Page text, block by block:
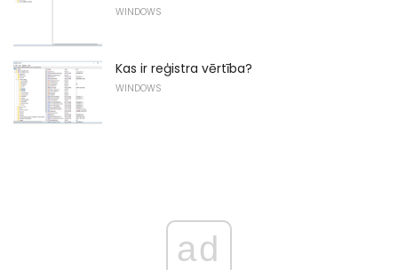
WINDOWS
Kas ir reģistra vērtība?
WINDOWS
ad